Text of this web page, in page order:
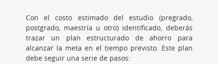
Con el costo estimado del estudio (pregrado,
postgrado, maestría u otro) identificado, deberás
trazar un plan estructurado de ahorro para
alcanzar la meta en el tiempo previsto. Este plan
debe seguir una serie de pasos: